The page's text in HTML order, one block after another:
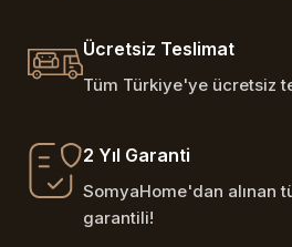
Ücretsiz Teslimat
Tüm Türkiye'ye ücretsiz
2 Yıl Garanti
SomyaHome'dan alınan
garantili!